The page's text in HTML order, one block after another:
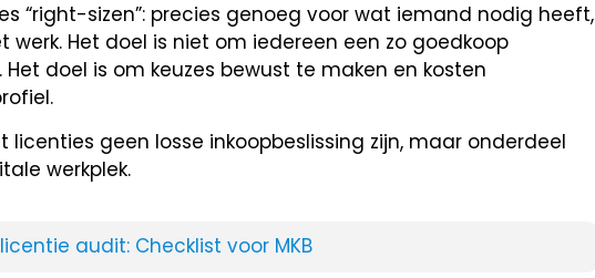
“right-sizen”: precies genoeg voor wat iemand nodig heeft,
werk. Het doel is niet om iedereen een zo goedkoop
doel is om keuzes bewust te maken en kosten
licenties geen losse inkoopbeslissing zijn, maar onderdeel
werkplek.
audit: Checklist voor MKB